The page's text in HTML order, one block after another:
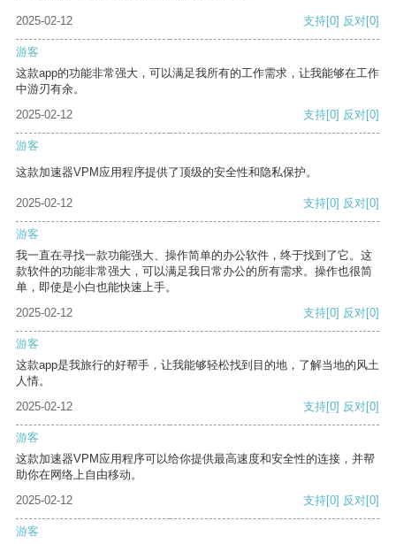
2025-02-12 支持[0] 反对[0]
游客
这款app的功能非常强大，可以满足我所有的工作需求，让我能够在工作
中游刃有余。
2025-02-12
支持[0] 反对[0]
游客
这款加速器VPM应用程序提供了顶级的安全性和隐私保护。
2025-02-12 支持[0] 反对[0]
游客
我一直在寻找一款功能强大、操作简单的办公软件，终于找到了它。这
款软件的功能非常强大，可以满足我日常办公的所有需求。操作也很简
单，即使是小白也能快速上手。
2025-02-12
支持[0] 反对[0]
游客
这款app是我旅行的好帮手，让我能够轻松找到目的地，了解当地的风土
人情。
2025-02-12
支持[0] 反对[0]
游客
这款加速器VPM应用程序可以给你提供最高速度和安全性的连接，并帮
助你在网络上自由移动。
2025-02-12
支持[0] 反对[0]
游客